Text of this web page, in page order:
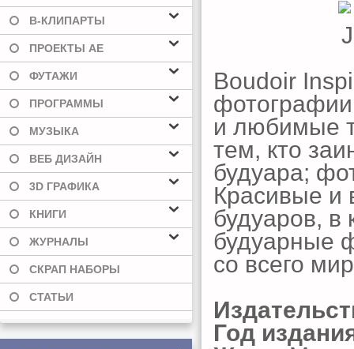
В-КЛИПАРТЫ
ПРОЕКТЫ AE
ФУТАЖИ
ПРОГРАММЫ
МУЗЫКА
ВЕБ ДИЗАЙН
3D ГРАФИКА
КНИГИ
ЖУРНАЛЫ
СКРАП НАБОРЫ
СТАТЬИ
Boudoir
и любимые
тем, кто
будуара;
Красивые и
будуаров, в
будуарные
со всего
Год